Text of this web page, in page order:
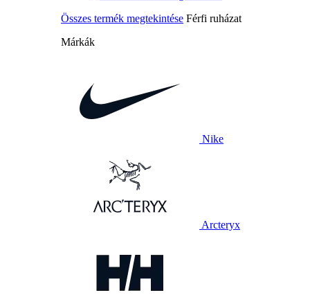
Összes termék megtekintése Férfi ruházat
Márkák
Nike
Arcteryx